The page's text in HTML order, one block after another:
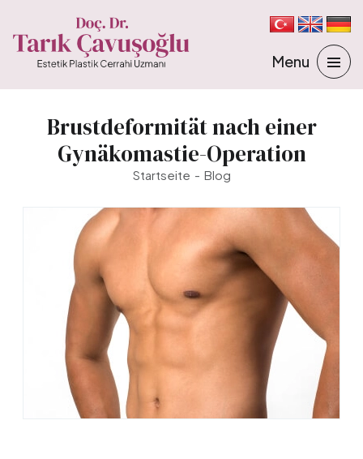
Brustdeformität nach einer
Gynäkomastie-Operation
Startseite Blog